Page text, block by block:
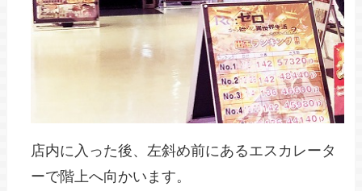
店内に入った後、左斜め前にあるエスカレータ
ーで階上へ向かいます。